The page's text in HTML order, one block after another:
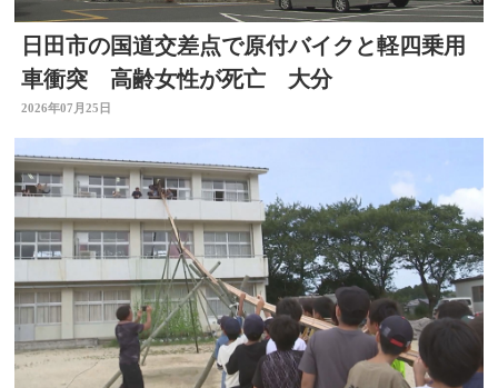
日田市の国道交差点で原付バイクと軽四乗用
車衝突 高齢女性が死亡 大分
2026年07月25日